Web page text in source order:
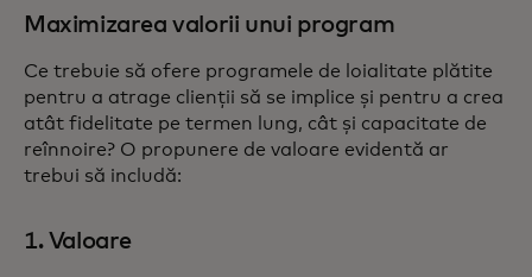
Maximizarea valorii unui program
Ce trebuie să ofere programele de loialitate plătite
pentru a atrage clienții să se implice și pentru a crea
atât fidelitate pe termen lung, cât și capacitate de
reînnoire? O propunere de valoare evidentă ar
trebui să includă:
1. Valoare